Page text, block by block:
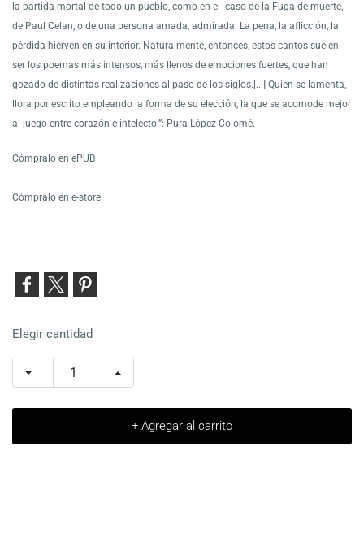
la partida mortal de todo un pueblo, como en el- caso de la Fuga de muerte,
de Paul Celan, o de una persona amada, admirada. La pena, la aflicción, la
pérdida hierven en su interior. Naturalmente, entonces, estos cantos suelen
ser los poemas más intensos, más llenos de emociones fuertes, que han
gozado de distintas realizaciones al paso de los siglos.[...] Quien se lamenta,
llora por escrito empleando la forma de su elección, la que se acomode mejor
al juego entre corazón e intelecto.”: Pura López-Colomé.
Cómpralo en ePUB
Cómpralo en e-store
Elegir cantidad
+ Agregar al carrito